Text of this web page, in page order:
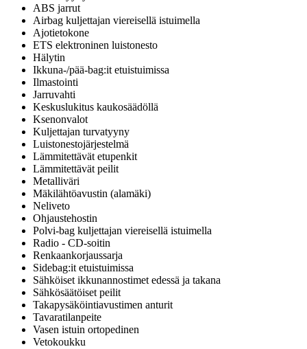
ABS jarrut
Airbag kuljettajan viereisellä istuimella
Ajotietokone
ETS elektroninen luistonesto
Hälytin
Ikkuna-/pää-bag:it etuistuimissa
Ilmastointi
Jarruvahti
Keskuslukitus kaukosäädöllä
Ksenonvalot
Kuljettajan turvatyyny
Luistonestojärjestelmä
Lämmitettävät etupenkit
Lämmitettävät peilit
Metalliväri
Mäkilähtöavustin (alamäki)
Neliveto
Ohjaustehostin
Polvi-bag kuljettajan viereisellä istuimella
Radio - CD-soitin
Renkaankorjaussarja
Sidebag:it etuistuimissa
Sähköiset ikkunannostimet edessä ja takana
Sähkösäätöiset peilit
Takapysäköintiavustimen anturit
Tavaratilanpeite
Vasen istuin ortopedinen
Vetokoukku